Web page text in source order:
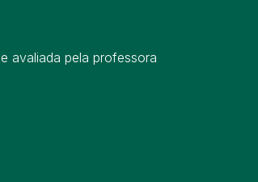
e avaliada pela professora